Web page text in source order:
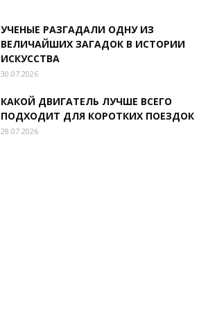
УЧЕНЫЕ РАЗГАДАЛИ ОДНУ ИЗ
ВЕЛИЧАЙШИХ ЗАГАДОК В ИСТОРИИ
ИСКУССТВА
30.07.2026
КАКОЙ ДВИГАТЕЛЬ ЛУЧШЕ ВСЕГО
ПОДХОДИТ ДЛЯ КОРОТКИХ ПОЕЗДОК
28.07.2026